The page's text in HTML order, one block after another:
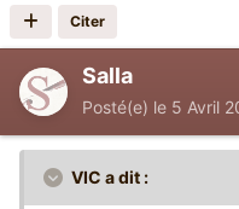
Citer
Salla
Posté(e) le 5 Avril
VIC a dit :